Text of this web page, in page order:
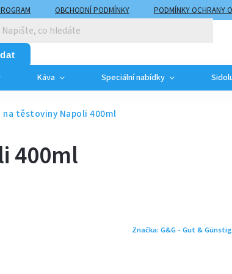
OBCHODNÍ PODMÍNKY
PODMÍNKY OCHRANY
Káva Speciální nabídky
na těstoviny Napoli 400ml
400ml
Značka: G&G - Gut & Günstig